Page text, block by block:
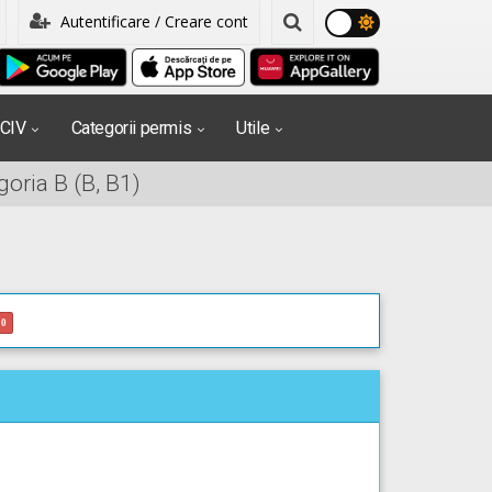
Autentificare / Creare cont
Categorii permis Utile
B (B, B1)
0